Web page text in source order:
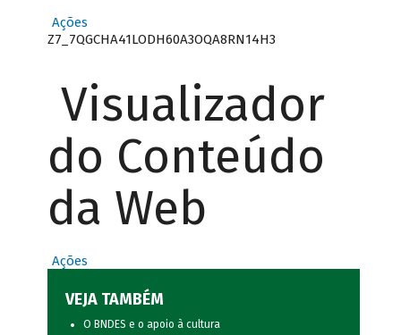
Ações
Z7_7QGCHA41LODH60A3OQA8RN14H3
Visualizador
do Conteúdo
da Web
Ações
VEJA TAMBÉM
O BNDES e o apoio à cultura